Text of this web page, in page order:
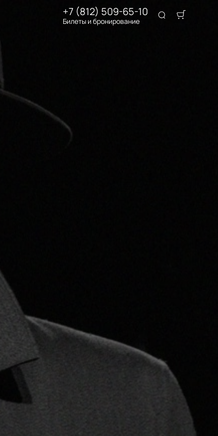
+7 (812) 509-65-10
Билеты и бронирование